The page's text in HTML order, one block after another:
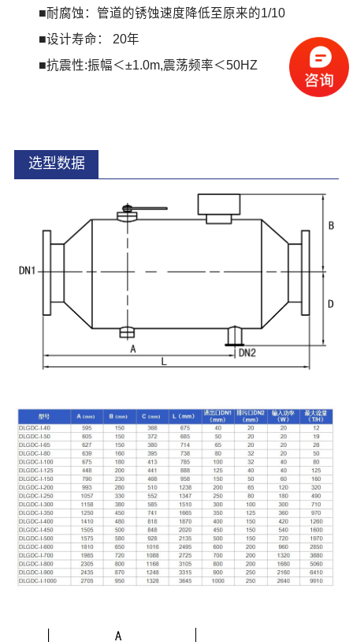
■耐腐蚀：管道的锈蚀速度降低至原来的1/10
■设计寿命： 20年
■抗震性:振幅＜±1.0m,震荡频率＜50HZ
选型数据